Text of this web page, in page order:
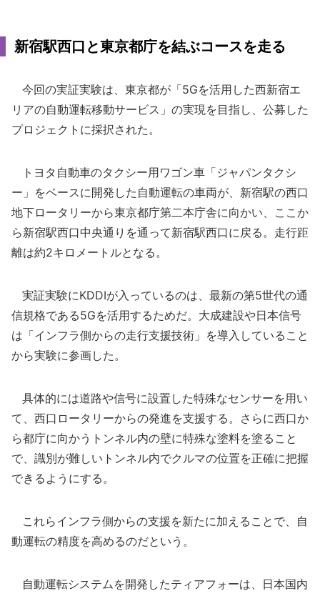
新宿駅西口と東京都庁を結ぶコースを走る
今回の実証実験は、東京都が「5Gを活用した西新宿エ
リアの自動運転移動サービス」の実現を目指し、公募した
プロジェクトに採択された。
トヨタ自動車のタクシー用ワゴン車「ジャパンタクシ
ー」をベースに開発した自動運転の車両が、新宿駅の西口
地下ロータリーから東京都庁第二本庁舎に向かい、ここか
ら新宿駅西口中央通りを通って新宿駅西口に戻る。走行距
離は約2キロメートルとなる。
実証実験にKDDIが入っているのは、最新の第5世代の通
信規格である5Gを活用するためだ。大成建設や日本信号
は「インフラ側からの走行支援技術」を導入していること
から実験に参画した。
具体的には道路や信号に設置した特殊なセンサーを用い
て、西口ロータリーからの発進を支援する。さらに西口か
ら都庁に向かうトンネル内の壁に特殊な塗料を塗ること
で、識別が難しいトンネル内でクルマの位置を正確に把握
できるようにする。
これらインフラ側からの支援を新たに加えることで、自
動運転の精度を高めるのだという。
自動運転システムを開発したティアフォーは、日本国内